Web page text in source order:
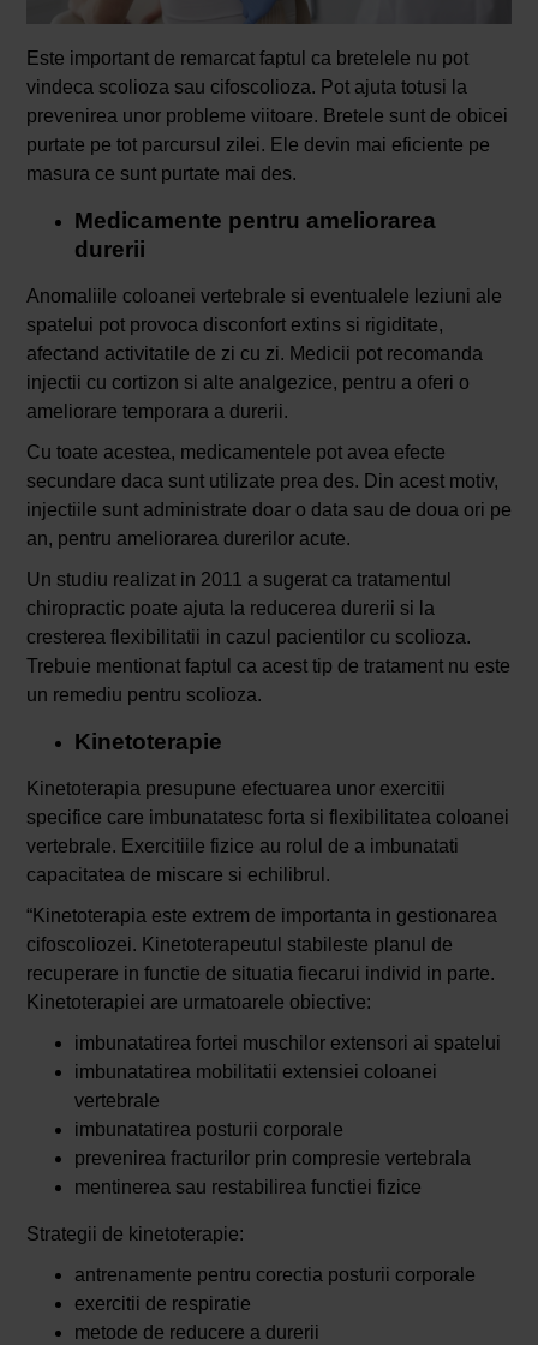
Este important de remarcat faptul ca bretelele nu pot
vindeca scolioza sau cifoscolioza. Pot ajuta totusi la
prevenirea unor probleme viitoare. Bretele sunt de obicei
purtate pe tot parcursul zilei. Ele devin mai eficiente pe
masura ce sunt purtate mai des.
Medicamente pentru ameliorarea
durerii
Anomaliile coloanei vertebrale si eventualele leziuni ale
spatelui pot provoca disconfort extins si rigiditate,
afectand activitatile de zi cu zi. Medicii pot recomanda
injectii cu cortizon si alte analgezice, pentru a oferi o
ameliorare temporara a durerii.
Cu toate acestea, medicamentele pot avea efecte
secundare daca sunt utilizate prea des. Din acest motiv,
injectiile sunt administrate doar o data sau de doua ori pe
an, pentru ameliorarea durerilor acute.
Un studiu realizat in 2011 a sugerat ca tratamentul
chiropractic poate ajuta la reducerea durerii si la
cresterea flexibilitatii in cazul pacientilor cu scolioza.
Trebuie mentionat faptul ca acest tip de tratament nu este
un remediu pentru scolioza.
Kinetoterapie
Kinetoterapia presupune efectuarea unor exercitii
specifice care imbunatatesc forta si flexibilitatea coloanei
vertebrale. Exercitiile fizice au rolul de a imbunatati
capacitatea de miscare si echilibrul.
“Kinetoterapia este extrem de importanta in gestionarea
cifoscoliozei. Kinetoterapeutul stabileste planul de
recuperare in functie de situatia fiecarui individ in parte.
Kinetoterapiei are urmatoarele obiective:
imbunatatirea fortei muschilor extensori ai spatelui
imbunatatirea mobilitatii extensiei coloanei
vertebrale
imbunatatirea posturii corporale
prevenirea fracturilor prin compresie vertebrala
mentinerea sau restabilirea functiei fizice
Strategii de kinetoterapie:
antrenamente pentru corectia posturii corporale
exercitii de respiratie
metode de reducere a durerii